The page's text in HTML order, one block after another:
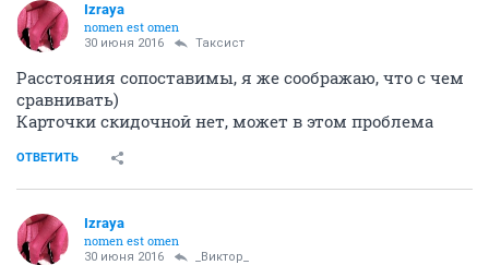
Izraya
nomen est omen
30 июня 2016 Таксист
Расстояния сопоставимы, я же соображаю, что с чем
сравнивать)
Карточки скидочной нет, может в этом проблема
ОТВЕТИТЬ
Izraya
nomen est omen
30 июня 2016 _Виктор_